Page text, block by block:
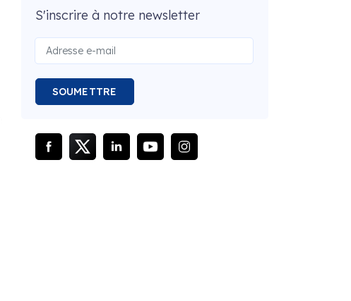
S'inscrire à notre newsletter
SOUMETTRE